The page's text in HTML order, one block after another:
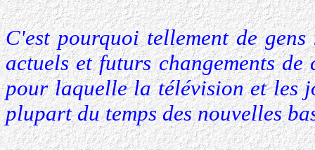
C'est pourquoi tellement de
actuels et futurs changements
pour laquelle la télévision et les
plupart du temps des nouvelles